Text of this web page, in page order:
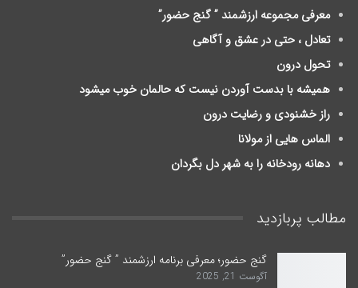
معرفی مجموعه ارزشمند ” گنج حضور”
تعادل ، حتی در عشق و آگاهی
تحول درون
ﻫﻤﯿﺸﻪ ﺑﺎ ﺑﺪﺳﺖ ﺁﻭﺭﺩﻥ ﻧﯿﺴﺖ ﮐﻪ ﺣﺎلمان ﺧﻮﺏ ﻣﯿﺸﻮﺩ
راز خشنودی و رضایت درون
الماس هایی از مولانا
دهانه رودخانه را به شهر دل بگردان
مطالب پربازدید
گنج حضور؛ معرفی برنامه ارزشمند ” گنج حضور”
آگوست 21, 2025